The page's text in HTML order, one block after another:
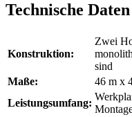
Technische Daten
Konstruktion:
Zwei
sind
Maße:
46 m x
Leistungsumfang: